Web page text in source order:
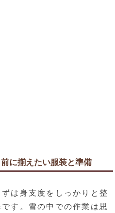
に揃えたい服装と準備
は身支度をしっかりと整
す。雪の中での作業は思